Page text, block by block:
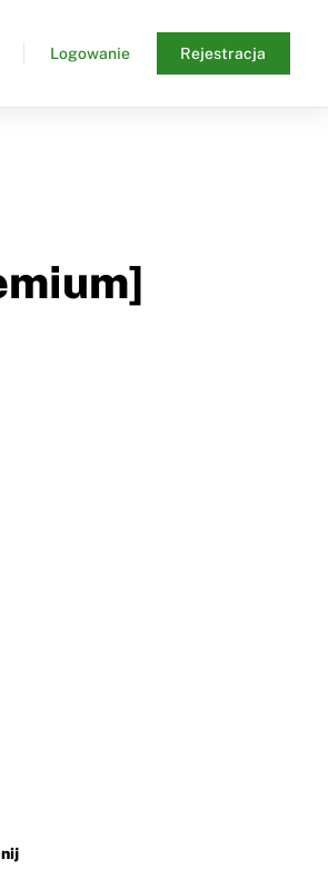
Logowanie Rejestracja